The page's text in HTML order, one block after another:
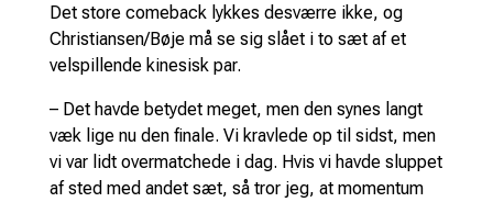
Det store comeback lykkes desværre ikke, og
Christiansen/Bøje må se sig slået i to sæt af et
velspillende kinesisk par.
– Det havde betydet meget, men den synes langt
væk lige nu den finale. Vi kravlede op til sidst, men
vi var lidt overmatchede i dag. Hvis vi havde sluppet
af sted med andet sæt, så tror jeg, at momentum